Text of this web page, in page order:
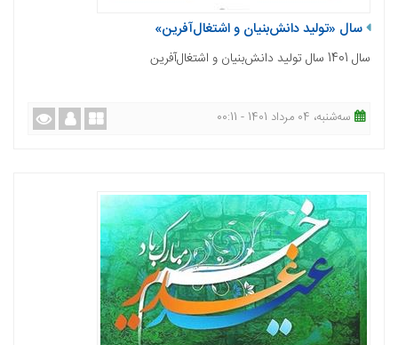
سال «تولید دانش‌بنیان و اشتغال‌آفرین»
سال 1401 سال تولید دانش‌بنیان و اشتغا‌ل‌آفرین
ﺳﻪشنبه، 04 مرداد 1401 - 00:11